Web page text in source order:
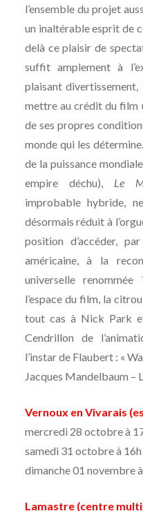
l’ensemble du projet
un inaltérable esprit de
delà ce plaisir de
suffit amplement à
plaisant divertissement,
mettre au crédit du film
de ses propres
monde qui les
de la puissance
empire déchu), Le
improbable hybride,
désormais réduit à
position d’accéder,
américaine, à la
universelle
l’espace du film, la
tout cas à Nick Park
Cendrillon de
l’instar de Flaubert : «
Jacques Mandelbaum –
Vernoux en Vivarais
mercredi 28 octobre à
samedi 31 octobre à 16h
dimanche 01 novembre
Lamastre (centre